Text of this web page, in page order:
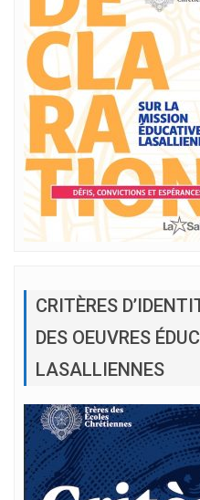
CRITÈRES
DES OEUVRES
LASALLIENNES